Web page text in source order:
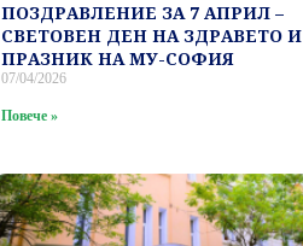
ПОЗДРАВЛЕНИЕ ЗА 7 АПРИЛ –
СВЕТОВЕН ДЕН НА ЗДРАВЕТО И
ПРАЗНИК НА МУ-СОФИЯ
07/04/2026
Повече »